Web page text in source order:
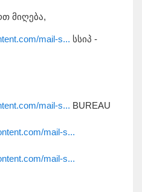
მიღება,
mail-s... სსიპ -
mail-s... BUREAU
mail-s...
mail-s...